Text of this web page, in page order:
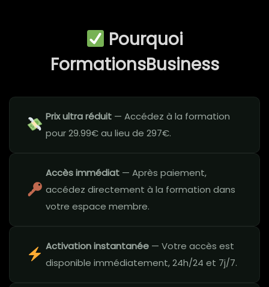
Pourquoi
FormationsBusiness
Prix ultra réduit — Accédez à la formation
pour 29.99€ au lieu de 297€.
Accès immédiat — Après paiement,
accédez directement à la formation dans
votre espace membre.
Activation instantanée — Votre accès est
disponible immédiatement, 24h/24 et 7j/7.